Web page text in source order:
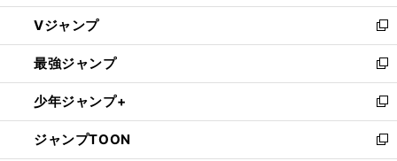
ウ
ィ
ン
ド
ウ
で
開
く
し
い
ウ
ィ
ン
ド
ウ
で
開
Vジャンプ
新
し
い
ウ
ィ
ン
ド
最強ジャンプ
新
し
い
ウ
ィ
少年ジャンプ+
新
し
い
ジャンプTOON
新